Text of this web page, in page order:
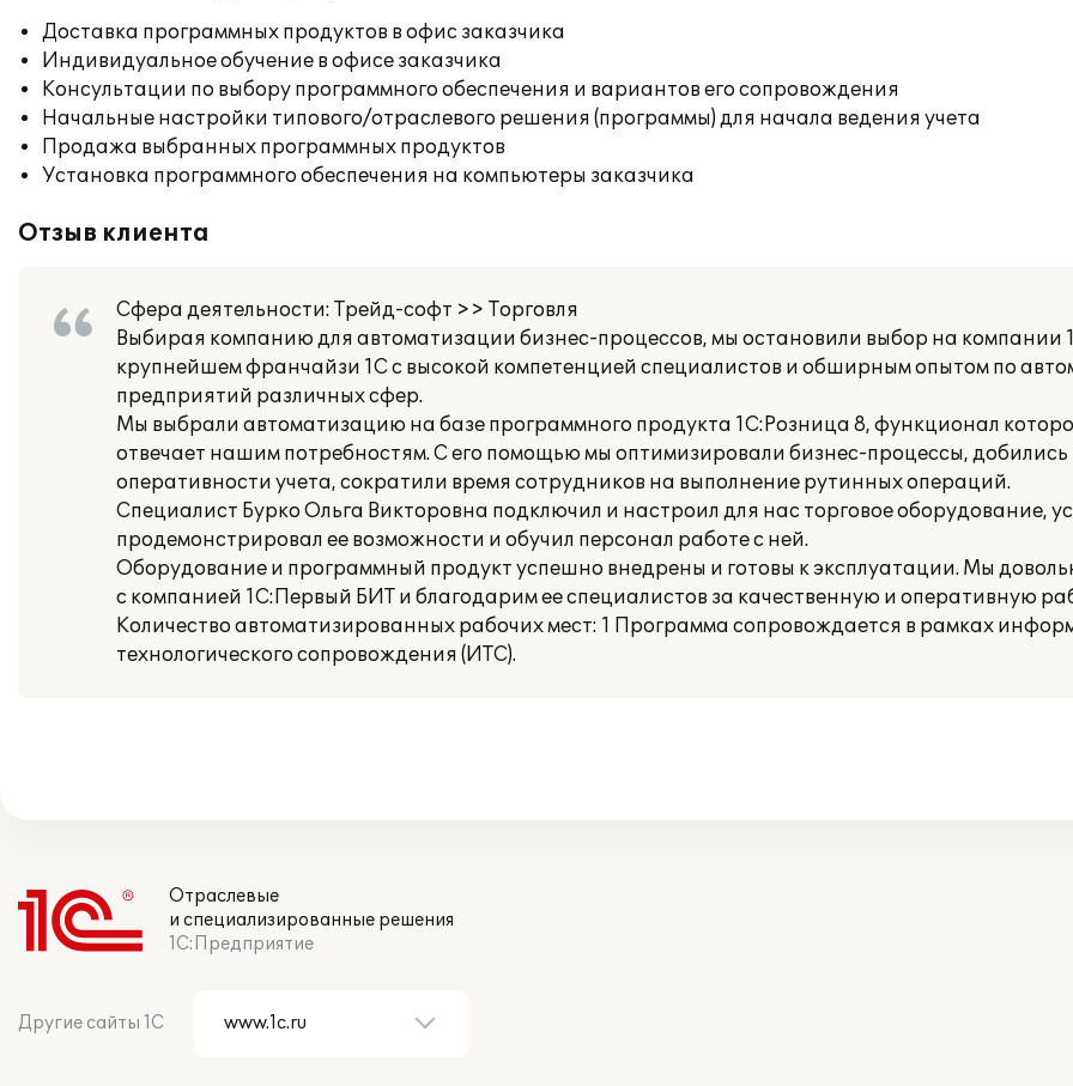
Доставка программных продуктов в офис заказчика
Индивидуальное обучение в офисе заказчика
Консультации по выбору программного обеспечения и вариантов его сопровождения
Начальные настройки типового/отраслевого решения (программы) для начала ведения учета
Продажа выбранных программных продуктов
Установка программного обеспечения на компьютеры заказчика
Отзыв клиента
Сфера деятельности: Трейд-софт >> Торговля
Выбирая компанию для автоматизации бизнес-процессов, мы остановили выбор на компании
крупнейшем франчайзи 1С с высокой компетенцией специалистов и обширным опытом по
предприятий различных сфер.
Мы выбрали автоматизацию на базе программного продукта 1С:Розница 8, функционал
отвечает нашим потребностям. С его помощью мы оптимизировали бизнес-процессы, добились
оперативности учета, сократили время сотрудников на выполнение рутинных операций.
Специалист Бурко Ольга Викторовна подключил и настроил для нас торговое оборудование,
продемонстрировал ее возможности и обучил персонал работе с ней.
Оборудование и программный продукт успешно внедрены и готовы к эксплуатации. Мы
с компанией 1С:Первый БИТ и благодарим ее специалистов за качественную и оперативную
Количество автоматизированных рабочих мест: 1 Программа сопровождается в рамках
технологического сопровождения (ИТС).
Отраслевые
и специализированные решения
1С:Предприятие
Другие сайты 1С